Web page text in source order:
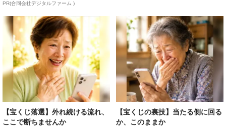
PR(合同会社デジタルファーム )
【宝くじ落選】外れ続ける流れ、
ここで断ちませんか
【宝くじの裏技】当たる側に回る
か、このままか